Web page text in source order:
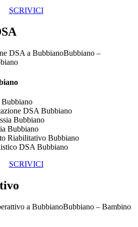
SCRIVICI
Bubbiano –
DSA Bubbiano
Bubbiano
Bubbiano
Riabilitativo Bubbiano
DSA Bubbiano
SCRIVICI
Bubbiano – Bambino